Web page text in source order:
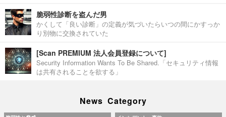
脆弱性診断を盗んだ男
かくして「良い診断」の定義が気づいたらいつの間にかすっか
り別物に交換されていた
[Scan PREMIUM 法人会員登録について]
Security Information Wants To Be Shared.「セキュリティ情報
は共有されることを欲する」
News Category